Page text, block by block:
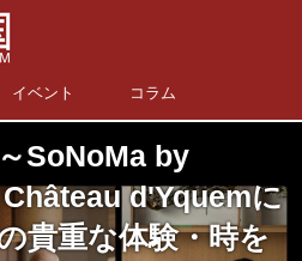
イベント コラム
SoNoMa by
d'Yquemに
貴重な体験・時を